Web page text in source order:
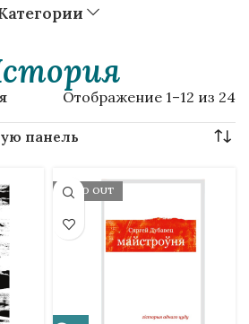
Отображение 1–12 из 24
панель
SOLD OUT